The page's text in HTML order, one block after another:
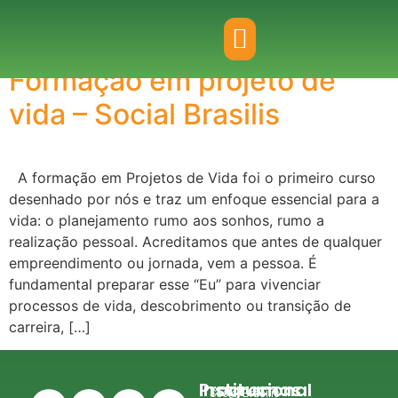
Formação
Formação em projeto de
vida – Social Brasilis
A formação em Projetos de Vida foi o primeiro curso
desenhado por nós e traz um enfoque essencial para a
vida: o planejamento rumo aos sonhos, rumo a
realização pessoal. Acreditamos que antes de qualquer
empreendimento ou jornada, vem a pessoa. É
fundamental preparar esse “Eu” para vivenciar
processos de vida, descobrimento ou transição de
carreira, […]
Institucional
Programas
Social Brasilis